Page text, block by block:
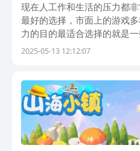
现在人工作和生活的压力都
最好的选择，市面上的游戏
力的目的最适合选择的就是
带来海边小镇下载，通过这
设...
2025-05-13 12:12:07